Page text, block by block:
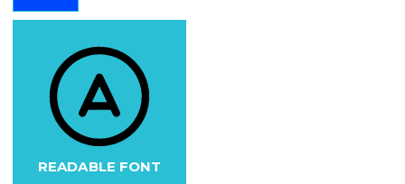
READABLE FONT